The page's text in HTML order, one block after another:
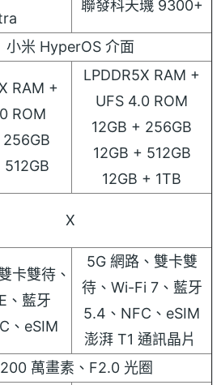
聯發科天璣 9300+
小米 HyperOS 介面
RAM +
ROM
256GB
512GB
LPDDR5X RAM +
UFS 4.0 ROM
12GB + 256GB
12GB + 512GB
12GB + 1TB
X
卡雙待、
、藍牙
、eSIM
5G 網路、雙卡雙
待、Wi-Fi 7、藍牙
5.4、NFC、eSIM
澎湃 T1 通訊晶片
萬畫素、F2.0 光圈